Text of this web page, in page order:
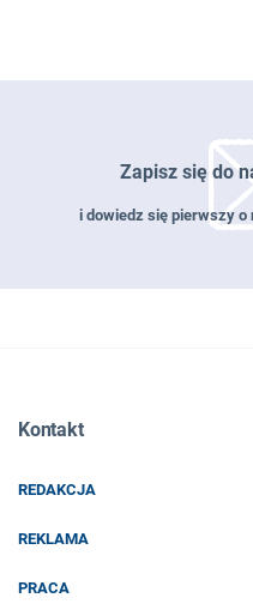
Zapisz się do
i dowiedz się pierwszy o
EMAIL
Kontakt
REDAKCJA
REKLAMA
PRACA